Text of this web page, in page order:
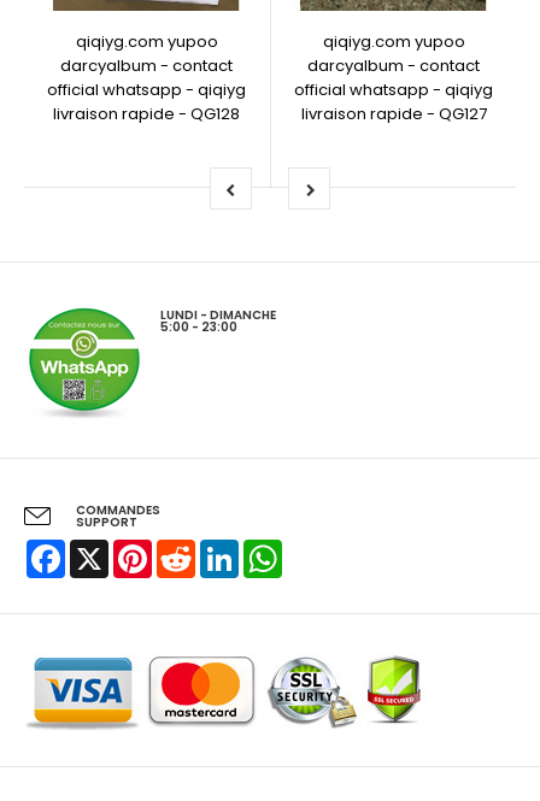
qiqiyg.com yupoo
darcyalbum - contact
official whatsapp - qiqiyg
livraison rapide - QG128
qiqiyg.com yupoo
darcyalbum - contact
official whatsapp - qiqiyg
livraison rapide - QG127
LUNDI - DIMANCHE
5:00 - 23:00
COMMANDES
SUPPORT
Facebook
X PinterestRedditLinkedIn